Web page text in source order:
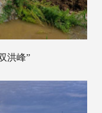
洪峰”